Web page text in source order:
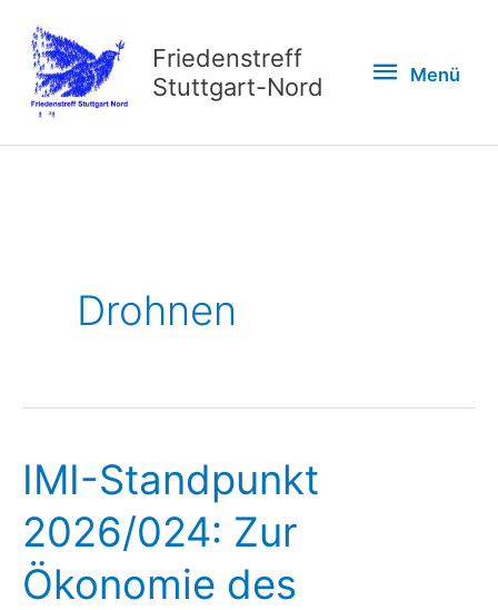
Inhalt
springen
Friedenstreff
Stuttgart-Nord
Menü
Menü
Drohnen
IMI-Standpunkt
2026/024: Zur
Ökonomie des